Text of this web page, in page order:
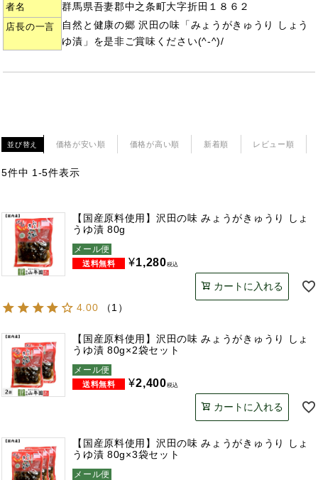
者名
群馬県吾妻郡中之条町大字折田１８６２
店長の一言
自然と健康の郷 沢田の味「みょうがきゅうり しょう
ゆ漬」を是非ご賞味ください(^-^)/
並び替え 価格が安い順 価格が高い順 新着順 レビュー順
5件中 1-5件表示
【国産原料使用】沢田の味 みょうがきゅうり しょ
うゆ漬 80g
メール便
¥1,280税込
カートに入れる
4.00
（1）
【国産原料使用】沢田の味 みょうがきゅうり しょ
うゆ漬 80g×2袋セット
メール便
¥2,400税込
カートに入れる
【国産原料使用】沢田の味 みょうがきゅうり しょ
うゆ漬 80g×3袋セット
メール便